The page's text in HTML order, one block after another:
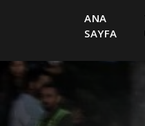
ANA
SAYFA